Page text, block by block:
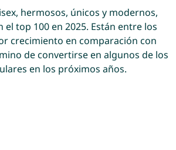
hermosos, únicos y modernos,
el top 100 en 2025. Están entre los
crecimiento en comparación con
de convertirse en algunos de los
en los próximos años.